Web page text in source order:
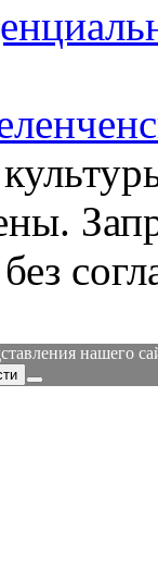
нашего